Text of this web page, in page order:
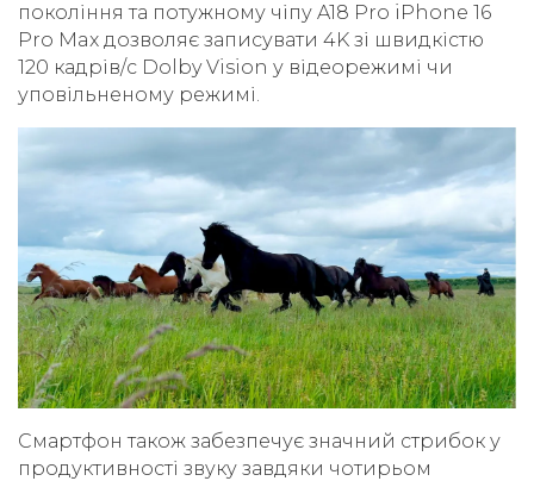
покоління та потужному чіпу A18 Pro iPhone 16
Pro Max дозволяє записувати 4K зі швидкістю
120 кадрів/с Dolby Vision у відеорежимі чи
уповільненому режимі.
Смартфон також забезпечує значний стрибок у
продуктивності звуку завдяки чотирьом